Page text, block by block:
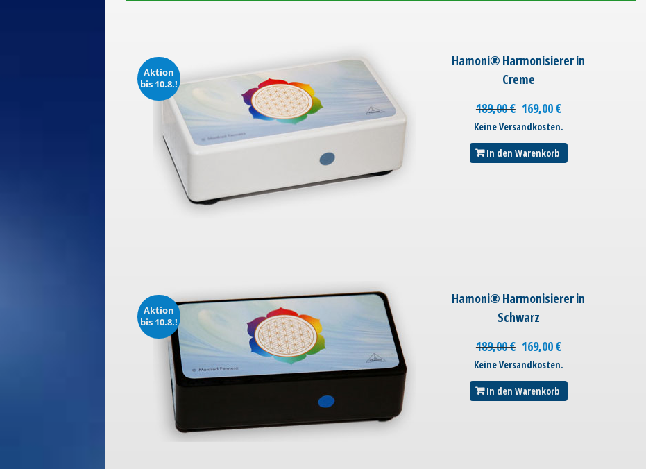
Aktion
bis 10.8.!
Hamoni® Harmonisierer in
Creme
189,00€ 169,00€
Keine Versandkosten.
In den Warenkorb
Aktion
bis 10.8.!
Hamoni® Harmonisierer in
Schwarz
189,00€ 169,00€
Keine Versandkosten.
In den Warenkorb